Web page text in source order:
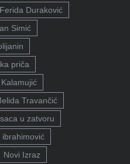
Ferida Duraković
Simić
priča
Travančić
u zatvoru
ibrahimović
Novi Izraz